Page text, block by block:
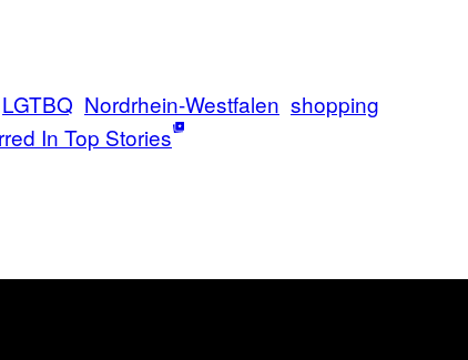
LGTBQ Nordrhein-Westfalen shopping
In Top Stories